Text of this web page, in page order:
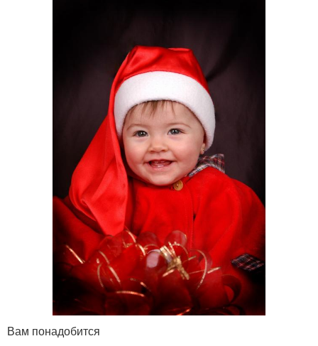
Вам понадобится